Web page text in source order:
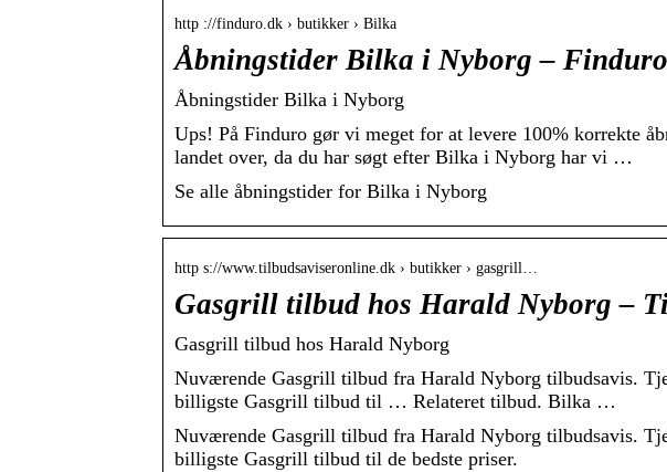
http ://finduro.dk › butikker › Bilka
Åbningstider Bilka i Nyborg –
Åbningstider Bilka i Nyborg
Ups! På Finduro gør vi meget for at levere 100% korrekte
landet over, da du har søgt efter Bilka i Nyborg har vi …
Se alle åbningstider for Bilka i Nyborg
http s://www.tilbudsaviseronline.dk › butikker › gasgrill…
Gasgrill tilbud hos Harald Nyborg –
Gasgrill tilbud hos Harald Nyborg
Nuværende Gasgrill tilbud fra Harald Nyborg tilbudsavis.
billigste Gasgrill tilbud til … Relateret tilbud. Bilka …
Nuværende Gasgrill tilbud fra Harald Nyborg tilbudsavis.
billigste Gasgrill tilbud til de bedste priser.